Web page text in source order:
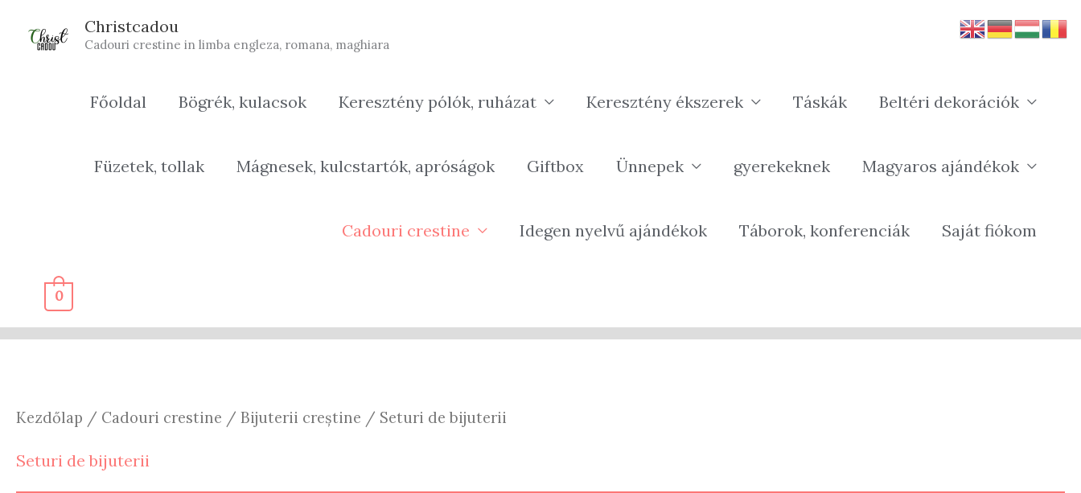
Christcadou
Cadouri crestine in limba engleza, romana, maghiara
Főoldal Bögrék, kulacsok Keresztény pólók, ruházat Keresztény ékszerek Táskák Beltéri dekorációk
Füzetek, tollak Mágnesek, kulcstartók, apróságok Giftbox Ünnepek gyerekeknek Magyaros ajándékok
Cadouri crestine Idegen nyelvű ajándékok Táborok, konferenciák Saját fiókom
0
Kezdőlap / Cadouri crestine / Bijuterii creștine / Seturi de bijuterii
Seturi de bijuterii